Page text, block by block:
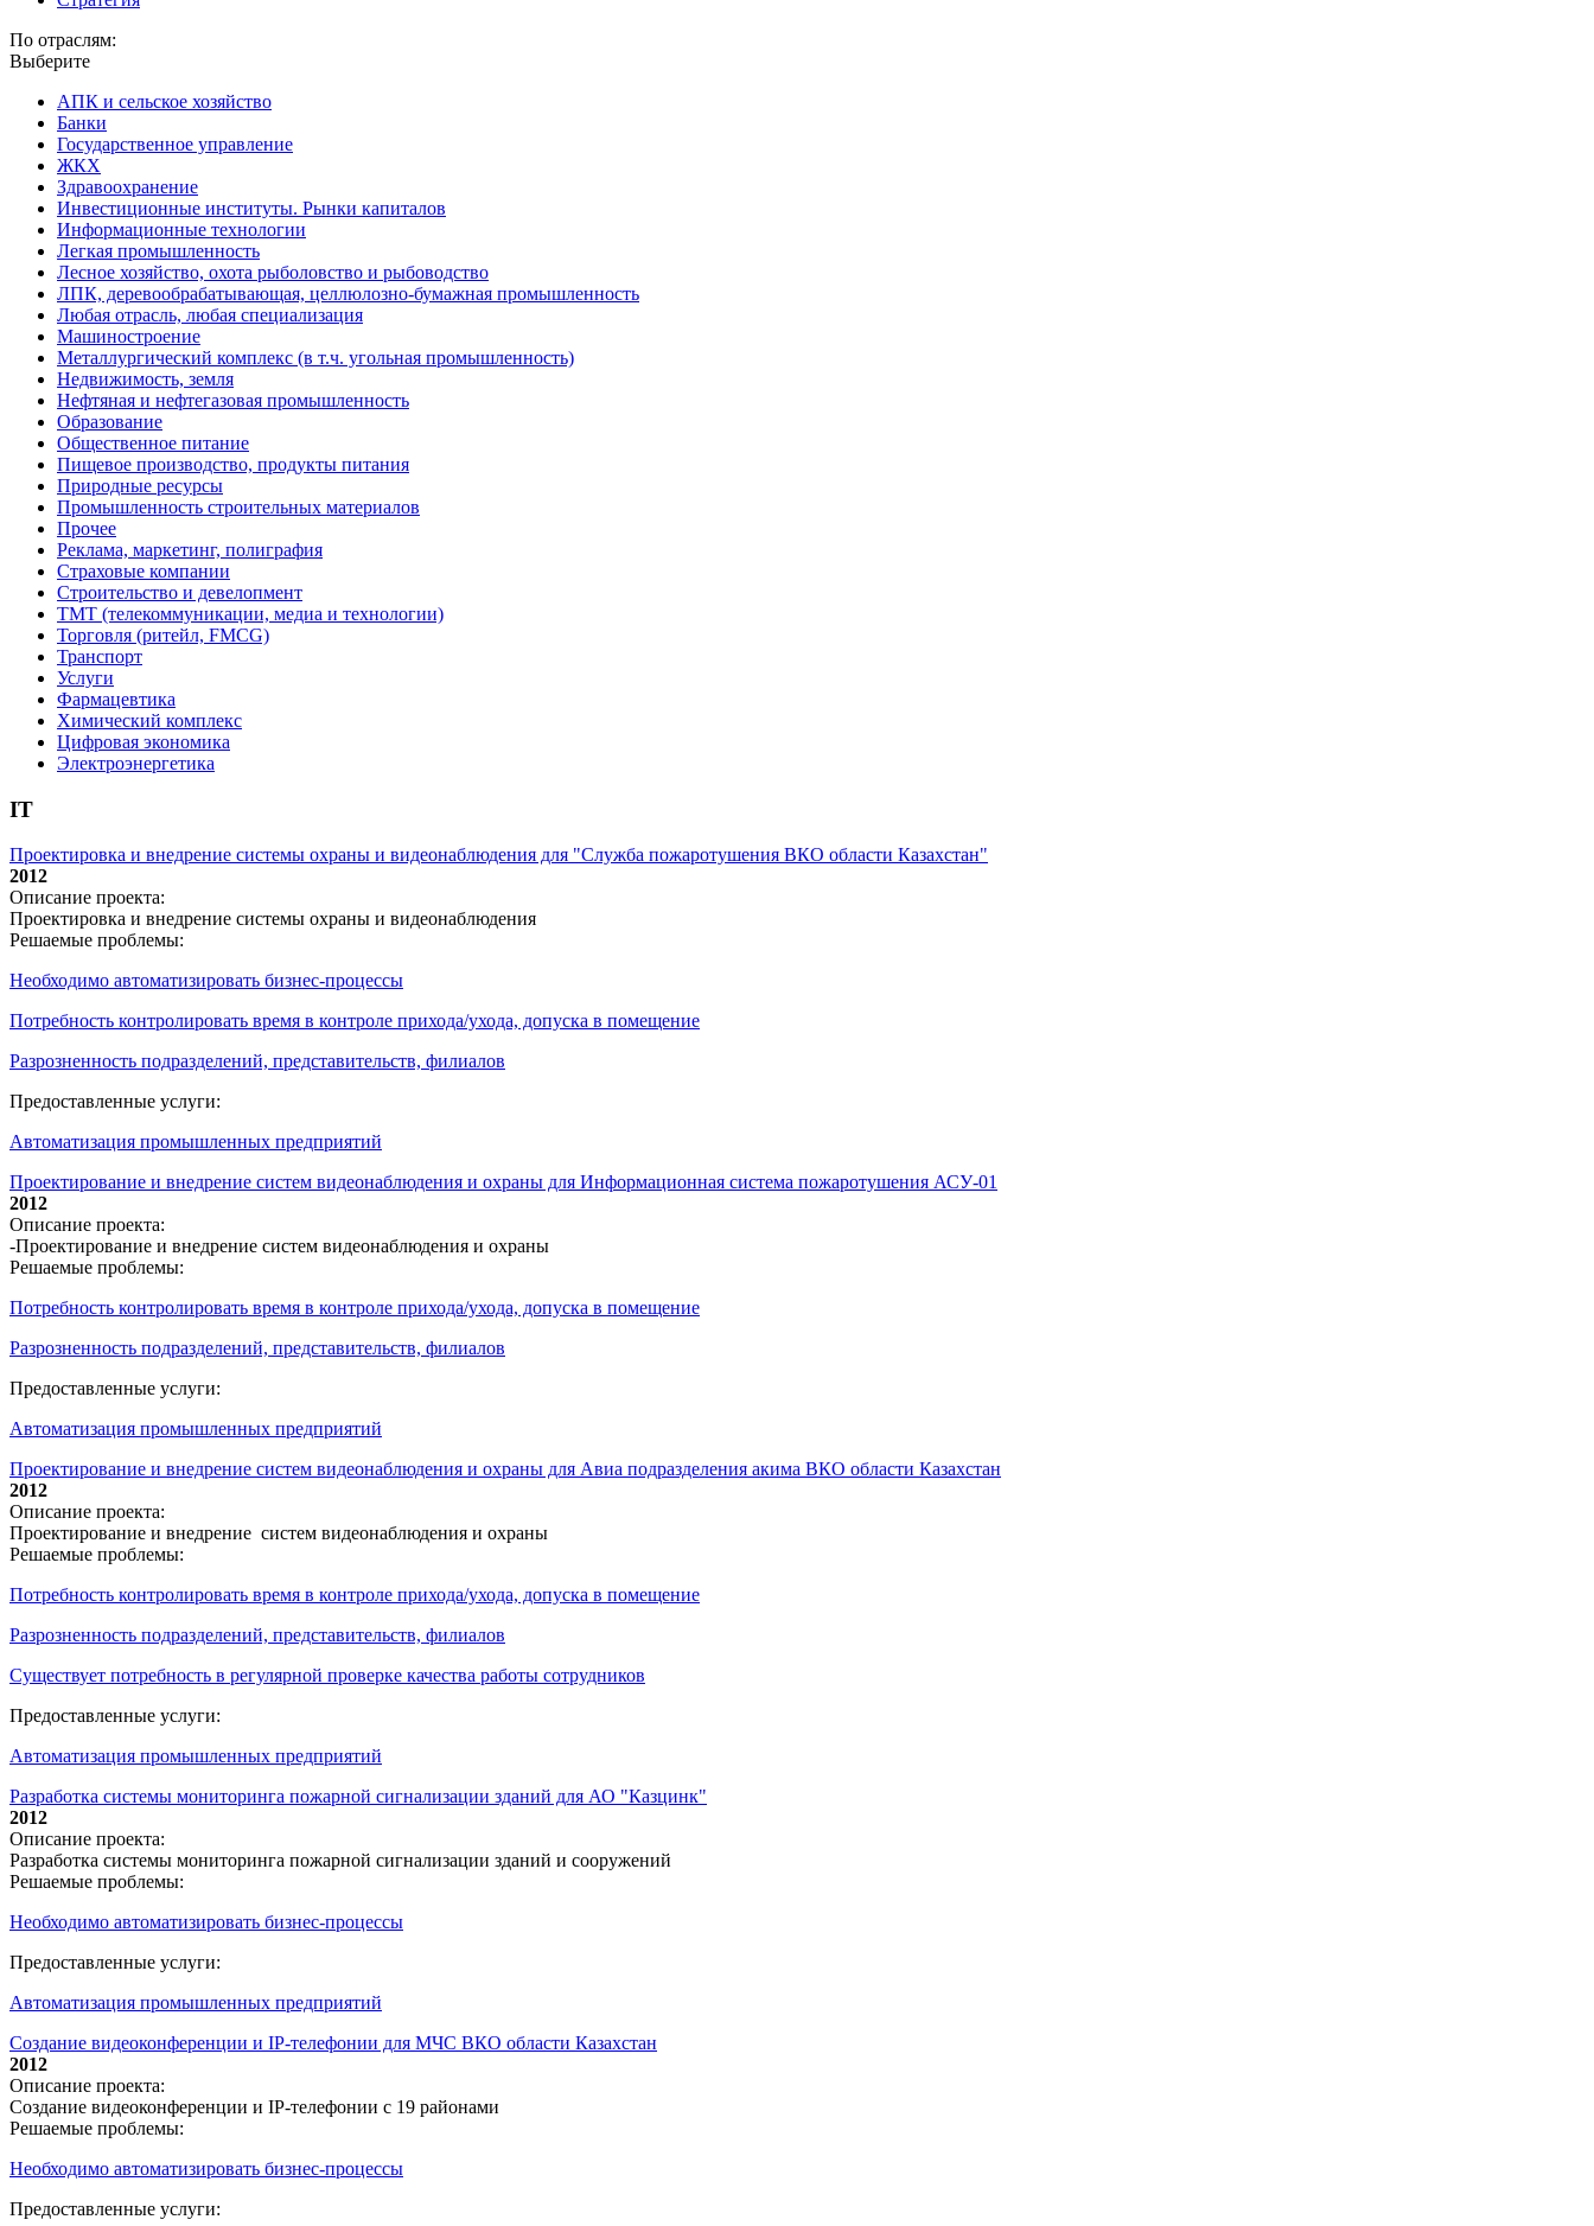
По отраслям:
Выберите
АПК и сельское хозяйство
Банки
Государственное управление
ЖКХ
Здравоохранение
Инвестиционные институты. Рынки капиталов
Информационные технологии
Легкая промышленность
Лесное хозяйство, охота рыболовство и рыбоводство
ЛПК, деревообрабатывающая, целлюлозно-бумажная промышленность
Любая отрасль, любая специализация
Машиностроение
Металлургический комплекс (в т.ч. угольная промышленность)
Недвижимость, земля
Нефтяная и нефтегазовая промышленность
Образование
Общественное питание
Пищевое производство, продукты питания
Природные ресурсы
Промышленность строительных материалов
Прочее
Реклама, маркетинг, полиграфия
Страховые компании
Строительство и девелопмент
ТМТ (телекоммуникации, медиа и технологии)
Торговля (ритейл, FMCG)
Транспорт
Услуги
Фармацевтика
Химический комплекс
Цифровая экономика
Электроэнергетика
IT
Проектировка и внедрение системы охраны и видеонаблюдения для "Служба пожаротушения ВКО области Казахстан"
2012
Описание проекта:
Проектировка и внедрение системы охраны и видеонаблюдения
Решаемые проблемы:
Необходимо автоматизировать бизнес-процессы
Потребность контролировать время в контроле прихода/ухода, допуска в помещение
Разрозненность подразделений, представительств, филиалов
Предоставленные услуги:
Автоматизация промышленных предприятий
Проектирование и внедрение систем видеонаблюдения и охраны для Информационная система пожаротушения АСУ-01
2012
Описание проекта:
-Проектирование и внедрение систем видеонаблюдения и охраны
Решаемые проблемы:
Потребность контролировать время в контроле прихода/ухода, допуска в помещение
Разрозненность подразделений, представительств, филиалов
Предоставленные услуги:
Автоматизация промышленных предприятий
Проектирование и внедрение систем видеонаблюдения и охраны для Авиа подразделения акима ВКО области Казахстан
2012
Описание проекта:
Проектирование и внедрение систем видеонаблюдения и охраны
Решаемые проблемы:
Потребность контролировать время в контроле прихода/ухода, допуска в помещение
Разрозненность подразделений, представительств, филиалов
Существует потребность в регулярной проверке качества работы сотрудников
Предоставленные услуги:
Автоматизация промышленных предприятий
Разработка системы мониторинга пожарной сигнализации зданий для АО "Казцинк"
2012
Описание проекта:
Разработка системы мониторинга пожарной сигнализации зданий и сооружений
Решаемые проблемы:
Необходимо автоматизировать бизнес-процессы
Предоставленные услуги:
Автоматизация промышленных предприятий
Создание видеоконференции и IP-телефонии для МЧС ВКО области Казахстан
2012
Описание проекта:
Создание видеоконференции и IP-телефонии с 19 районами
Решаемые проблемы:
Необходимо автоматизировать бизнес-процессы
Предоставленные услуги: